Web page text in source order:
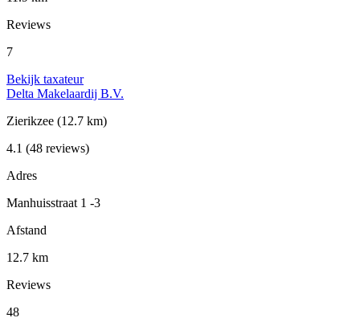
Reviews
7
Bekijk taxateur
Delta Makelaardij B.V.
Zierikzee (12.7 km)
4.1 (48 reviews)
Adres
Manhuisstraat 1 -3
Afstand
12.7 km
Reviews
48